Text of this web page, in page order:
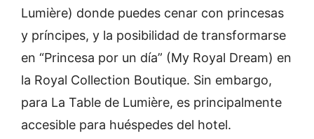
Lumière) donde puedes cenar con princesas
y príncipes, y la posibilidad de transformarse
en “Princesa por un día” (My Royal Dream) en
la Royal Collection Boutique. Sin embargo,
para La Table de Lumière, es principalmente
accesible para huéspedes del hotel.